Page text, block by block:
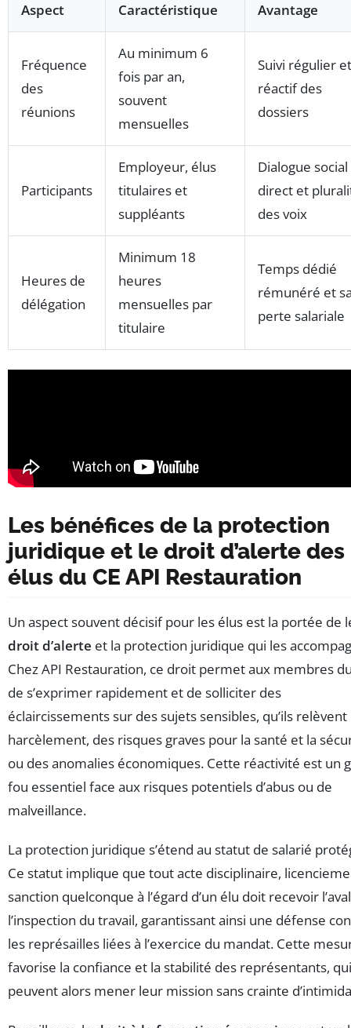
Aspect Caractéristique Avantage
Fréquence
des
réunions
Au minimum 6
fois par an,
souvent
mensuelles
Suivi régulier et
réactif des
dossiers
Participants
Employeur, élus
titulaires et
suppléants
Dialogue social
direct et
des voix
Heures de
délégation
Minimum 18
heures
mensuelles par
titulaire
Temps dédié
rémunéré et
perte salariale
Les bénéfices de la protection
juridique et le droit d’alerte des
élus du CE API Restauration
Un aspect souvent décisif pour les élus est la portée de
droit d’alerte et la protection juridique qui les
Chez API Restauration, ce droit permet aux membres
de s’exprimer rapidement et de solliciter des
éclaircissements sur des sujets sensibles, qu’ils relèvent
harcèlement, des risques graves pour la santé et la
ou des anomalies économiques. Cette réactivité est un
fou essentiel face aux risques potentiels d’abus ou de
malveillance.
La protection juridique s’étend au statut de salarié
Ce statut implique que tout acte disciplinaire,
sanction quelconque à l’égard d’un élu doit recevoir
l’inspection du travail, garantissant ainsi une défense
les représailles liées à l’exercice du mandat. Cette
favorise la confiance et la stabilité des représentants, qui
peuvent alors mener leur mission sans crainte